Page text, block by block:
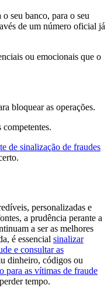
seu banco, para o seu
de um número oficial já
ou emocionais que o
bloquear as operações.
de sinalização de fraudes
personalizadas e
a prudência perante a
a ser as melhores
é essencial sinalizar
e consultar as
dinheiro, códigos ou
para as vítimas de fraude
tempo.